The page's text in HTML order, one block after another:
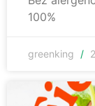
100%
greenking